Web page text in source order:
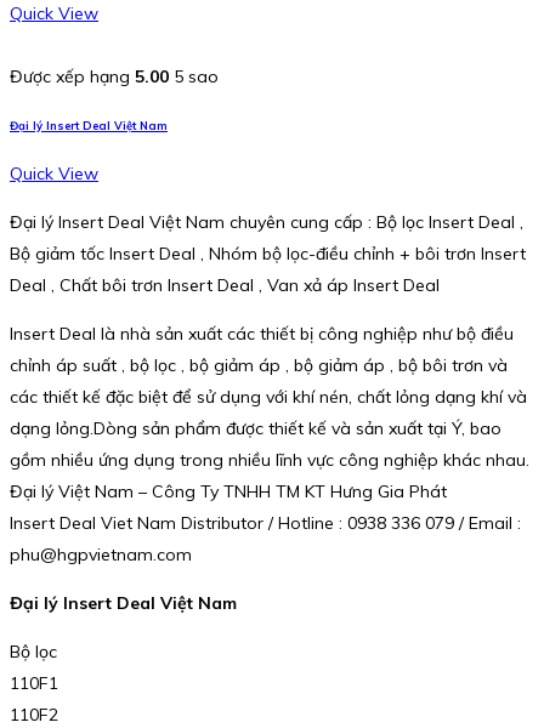
Quick View
Được xếp hạng 5.00 5 sao
Đại lý Insert Deal Việt Nam
Quick View
Đại lý Insert Deal Việt Nam chuyên cung cấp : Bộ lọc Insert Deal ,
Bộ giảm tốc Insert Deal , Nhóm bộ lọc-điều chỉnh + bôi trơn Insert
Deal , Chất bôi trơn Insert Deal , Van xả áp Insert Deal
Insert Deal là nhà sản xuất các thiết bị công nghiệp như bộ điều
chỉnh áp suất , bộ lọc , bộ giảm áp , bộ giảm áp , bộ bôi trơn và
các thiết kế đặc biệt để sử dụng với khí nén, chất lỏng dạng khí và
dạng lỏng.Dòng sản phẩm được thiết kế và sản xuất tại Ý, bao
gồm nhiều ứng dụng trong nhiều lĩnh vực công nghiệp khác nhau.
Đại lý Việt Nam – Công Ty TNHH TM KT Hưng Gia Phát
Insert Deal Viet Nam Distributor / Hotline : 0938 336 079 / Email :
phu@hgpvietnam.com
Đại lý Insert Deal Việt Nam
Bộ lọc
110F1
110F2